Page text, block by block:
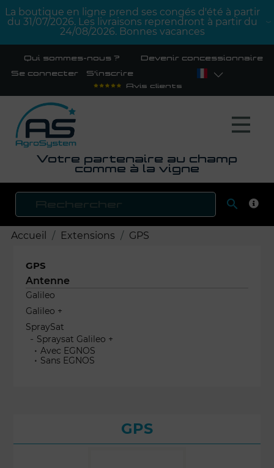
La boutique en ligne prend ses congés d'été à partir
du 31/07/2026. Les livraisons reprendront à partir du
24/08/2026. Bonnes vacances
Qui sommes-nous ? Devenir concessionnaire
Se connecter
S'inscrire
Avis clients
Votre partenaire au champ
comme à la vigne

Accueil Extensions GPS
GPS
Antenne
Galileo
Galileo +
SpraySat
Spraysat Galileo +
Avec EGNOS
Sans EGNOS
GPS